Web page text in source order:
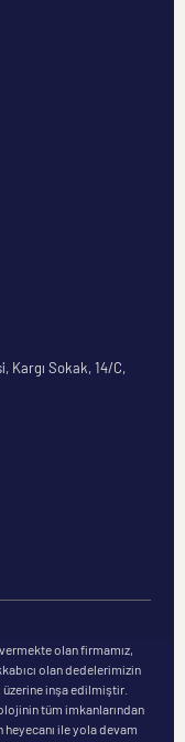
Kargı Sokak, 14/C,
olan firmamız,
olan dedelerimizin
inşa edilmiştir.
tüm imkanlarından
ile yola devam